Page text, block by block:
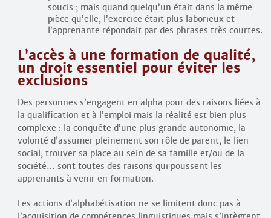
soucis ; mais quand quelqu’un était dans la même
pièce qu’elle, l’exercice était plus laborieux et
l’apprenante répondait par des phrases très courtes.
L’accès à une formation de qualité,
un droit essentiel pour éviter les
exclusions
Des personnes s’engagent en alpha pour des raisons liées à
la qualification et à l’emploi mais la réalité est bien plus
complexe : la conquête d’une plus grande autonomie, la
volonté d’assumer pleinement son rôle de parent, le lien
social, trouver sa place au sein de sa famille et/ou de la
société… sont toutes des raisons qui poussent les
apprenants à venir en formation.
Les actions d’alphabétisation ne se limitent donc pas à